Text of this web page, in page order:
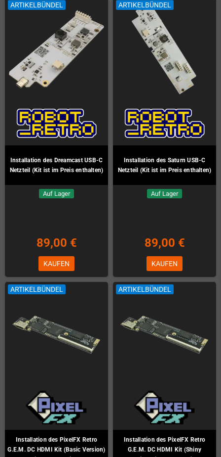
ARTIKELBÜNDEL
Installation des Dreamcast USB-C
Netzteil (Kit ist im Preis enthalten)
Auf Lager
89,00 €
KAUFEN
ARTIKELBÜNDEL
Installation des Saturn USB-C
Netzteil (Kit ist im Preis enthalten)
Auf Lager
89,00 €
KAUFEN
ARTIKELBÜNDEL
Installation des PixelFX Retro
G.E.M. DC HDMI Kit (Basic Version)
ARTIKELBÜNDEL
Installation des PixelFX Retro
G.E.M. DC HDMI Kit (Shiny